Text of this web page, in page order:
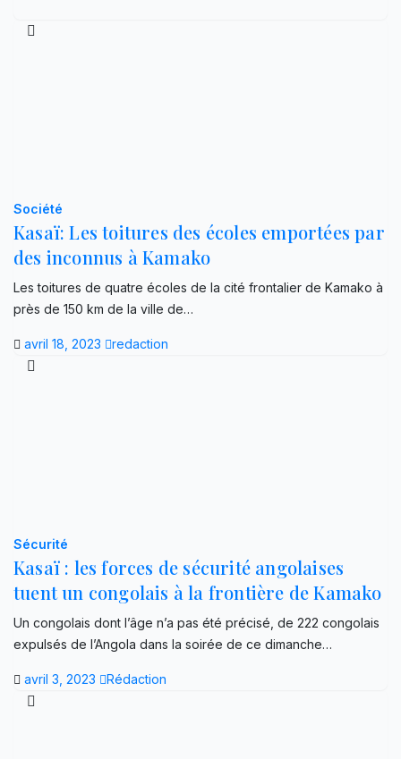
Société
Kasaï: Les toitures des écoles emportées par
des inconnus à Kamako
Les toitures de quatre écoles de la cité frontalier de Kamako à
près de 150 km de la ville de…
avril 18, 2023 redaction
Sécurité
Kasaï : les forces de sécurité angolaises
tuent un congolais à la frontière de Kamako
Un congolais dont l’âge n’a pas été précisé, de 222 congolais
expulsés de l’Angola dans la soirée de ce dimanche…
avril 3, 2023 Rédaction